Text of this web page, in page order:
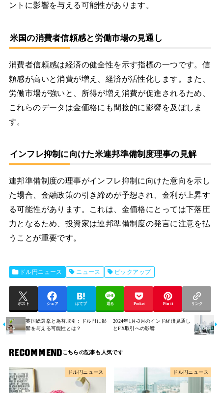
ントに影響を与える可能性があります。
米国の消費者信頼感と労働市場の見通し
消費者信頼感は経済の健全性を示す指標の一つです。信
頼感が高いと消費が増え、経済が活性化します。また、
労働市場が強いと、所得が増え消費が促進されるため、
これらのデータは金価格にも間接的に影響を及ぼしま
す。
インフレ抑制に向けた米連邦準備制度理事の見解
連邦準備制度の理事がインフレ抑制に向けた意向を示し
た場合、金融政策の引き締めが予想され、金利が上昇す
る可能性があります。これは、金価格にとっては下落圧
力となるため、投資家は連邦準備制度の発言に注意を払
うことが重要です。
ドル円ニュース ニュース ピックアップ
ポスト シェア はてブ 送る Pocket Pin it リンク
英国総選挙と為替取引：ドル円に影
響を与える可能性とは？
2024年1月-3月のインド経済見通し
とFX取引への影響
RECOMMEND
ドル円ニュース ドル円ニュース